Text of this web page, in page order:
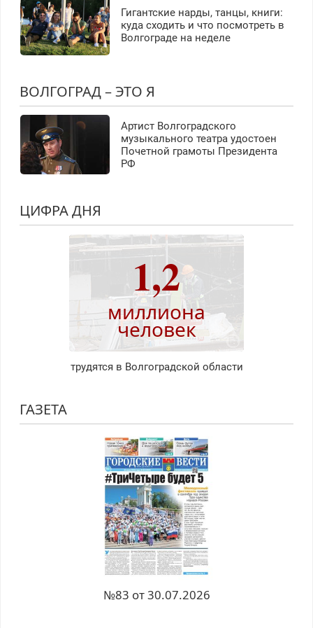
Гигантские нарды, танцы, книги:
куда сходить и что посмотреть в
Волгограде на неделе
ВОЛГОГРАД – ЭТО Я
Артист Волгоградского
музыкального театра удостоен
Почетной грамоты Президента
РФ
ЦИФРА ДНЯ
1,2
миллиона
человек
трудятся в Волгоградской области
ГАЗЕТА
№83 от 30.07.2026